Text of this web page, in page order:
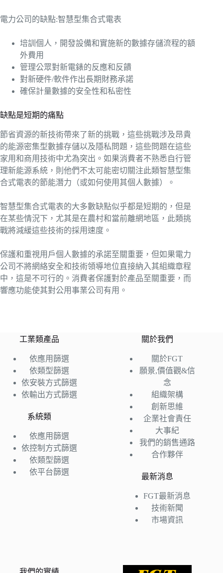
電力公司的缺點:智慧型集合式電表
培訓個人，開發設備和實施新的數據存儲流程的額
外費用
管理公眾對新電錶的反應和反饋
對新硬件/軟件作出長期財務承諾
確保計量數據的安全性和私密性
缺點是短期的痛點
節省資源的新技術帶來了新的挑戰，這些挑戰涉及昂貴
的能源密集型數據存儲以及隱私問題，這些問題在這些
家用和商用技術中尤為突出。如果消費者不熟悉自行管
理新能源系統，則他們不太可能密切關注此類智慧型集
合式電表的節能潛力（或如何使用其個人數據）。
智慧型集合式電表的大多數缺點似乎都是短期的，但是
在某些情況下，尤其是在農村和當前離網地區，此類挑
戰將減緩這些技術的採用速度。
保護和重視用戶個人數據的承諾至關重要，但如果電力
公司不將網絡安全和技術領導地位直接納入其組織章程
中，這是不可行的。消費者保護對於產品至關重要，而
響應功能使其對公用事業公司有用。
工業類產品
依應用篩選
依類型篩選
依安裝方式篩選
依輸出方式篩選
系統類
依應用篩選
依控制方式篩選
依類型篩選
依平台篩選
關於我們
關於FGT
願景,價值觀&信
念
組織架構
創新思維
企業社會責任
大事紀
我們的銷售通路
合作夥伴
最新消息
FGT最新消息
技術新聞
市場資訊